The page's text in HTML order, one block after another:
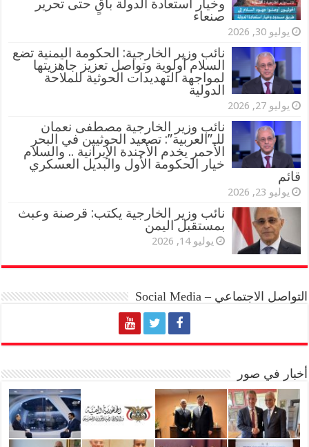
وخيار استعادة الدولة باقٍ حتى تحرير
صنعاء
يوليو 30, 2026
نائب وزير الخارجية: الحكومة اليمنية تضع
السلام أولوية وتواصل تعزيز جاهزيتها
لمواجهة التهديدات الحوثية للملاحة
الدولية
يوليو 27, 2026
نائب وزير الخارجية مصطفى نعمان
للـ”العربية”: تصعيد الحوثيين في البحر
الأحمر يخدم الأجندة الإيرانية .. والسلام
خيار الحكومة الأول والبديل العسكري
قائم
يوليو 23, 2026
نائب وزير الخارجية يكتب: قرصنة وعبث
بمستقبل اليمن
يوليو 14, 2026
التواصل الاجتماعي – Social Media
أخبار في صور